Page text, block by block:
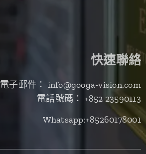
快速聯絡
電子郵件： info@googa-vision.com
電話號碼： +852 23590113
Whatsapp:+85260178001